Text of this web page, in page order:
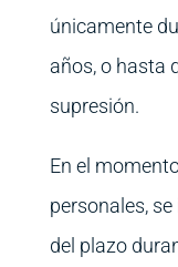
únicamente
años, o hasta
supresión.
En el
personales,
del plazo